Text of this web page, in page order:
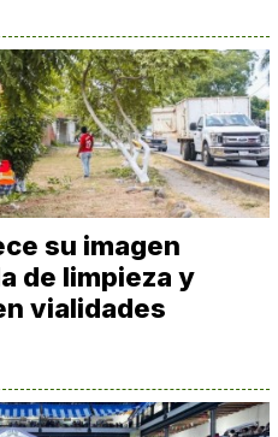
su imagen
de limpieza y
vialidades